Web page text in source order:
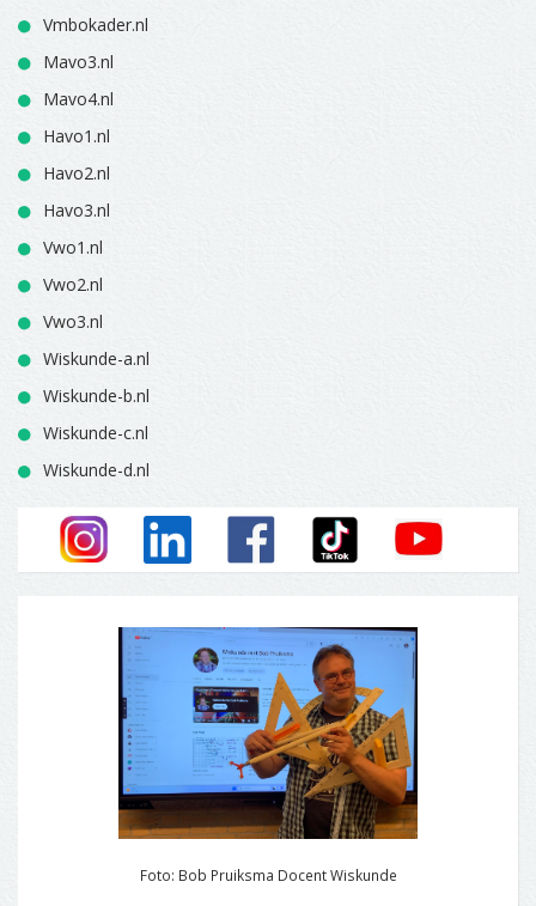
Vmbokader.nl
Mavo3.nl
Mavo4.nl
Havo1.nl
Havo2.nl
Havo3.nl
Vwo1.nl
Vwo2.nl
Vwo3.nl
Wiskunde-a.nl
Wiskunde-b.nl
Wiskunde-c.nl
Wiskunde-d.nl
Foto: Bob Pruiksma Docent Wiskunde